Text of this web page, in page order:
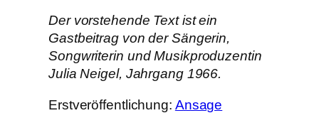
Der vorstehende Text ist ein
Gastbeitrag von der Sängerin,
Songwriterin und Musikproduzentin
Julia Neigel, Jahrgang 1966.
Erstveröffentlichung: Ansage